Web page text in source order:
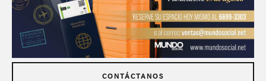
CONTÁCTANOS